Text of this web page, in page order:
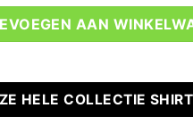
AAN
HELE COLLECTIE